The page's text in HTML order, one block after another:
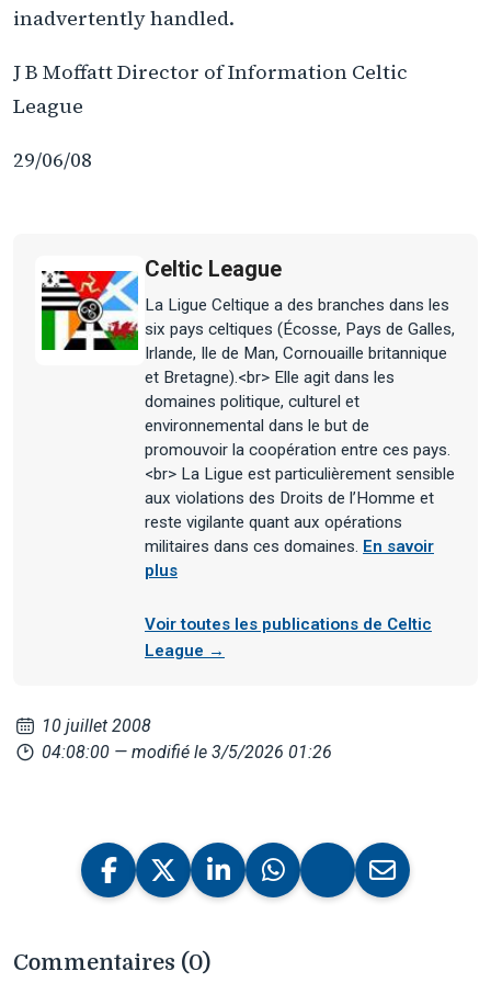
inadvertently handled.
J B Moffatt Director of Information Celtic
League
29/06/08
Celtic League
La Ligue Celtique a des branches dans les
six pays celtiques (Écosse, Pays de Galles,
Irlande, Ile de Man, Cornouaille britannique
et Bretagne).<br> Elle agit dans les
domaines politique, culturel et
environnemental dans le but de
promouvoir la coopération entre ces pays.
<br> La Ligue est particulièrement sensible
aux violations des Droits de l’Homme et
reste vigilante quant aux opérations
militaires dans ces domaines. En savoir
plus
Voir toutes les publications de Celtic
League →
10 juillet 2008
04:08:00 — modifié le 3/5/2026 01:26
Commentaires (0)